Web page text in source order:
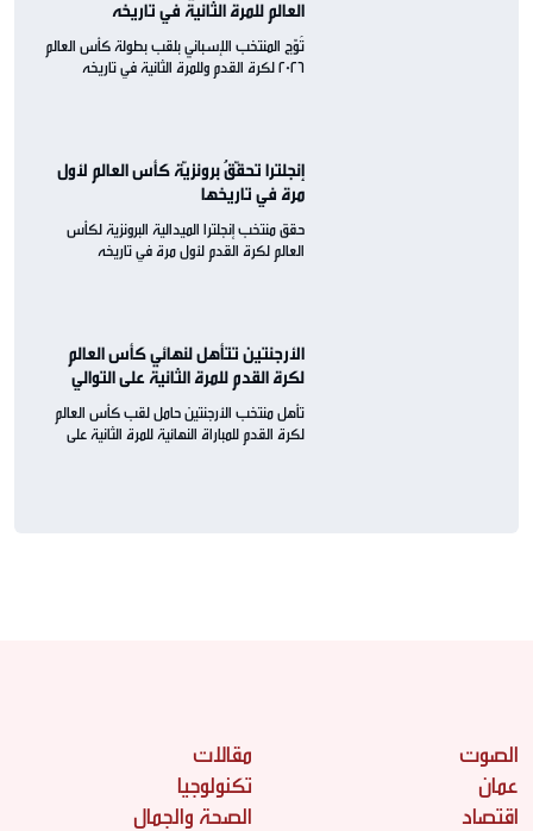
العالم للمرة الثانية في تاريخه
تُوّج المنتخب الإسباني بلقب بطولة كأس العالم
2026 لكرة القدم وللمرة الثانية في تاريخه
إنجلترا تحقّقُ برونزيّة كأس العالم لأول
مرة في تاريخها
حقق منتخب إنجلترا الميدالية البرونزية لكأس
العالم لكرة القدم لأول مرة في تاريخه
الأرجنتين تتأهل لنهائي كأس العالم
لكرة القدم للمرة الثانية على التوالي
تأهل منتخب الأرجنتين حامل لقب كأس العالم
لكرة القدم للمباراة النهائية للمرة الثانية على
الصوت
عمان
اقتصاد
مقالات
تكنولوجيا
الصحة والجمال